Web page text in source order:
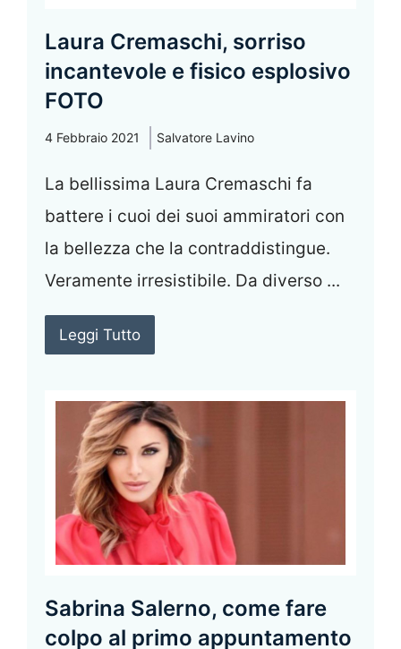
Laura Cremaschi, sorriso
incantevole e fisico esplosivo
FOTO
4 Febbraio 2021 Salvatore Lavino
La bellissima Laura Cremaschi fa
battere i cuoi dei suoi ammiratori con
la bellezza che la contraddistingue.
Veramente irresistibile. Da diverso ...
Leggi Tutto
Sabrina Salerno, come fare
colpo al primo appuntamento